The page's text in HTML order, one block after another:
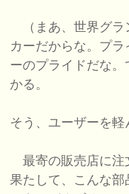
（まあ、世界グラ
カーだからな。プ
ーのプライドだな
かる。
そう、ユーザーを軽
最寄の販売店に注
果たして、こんな部